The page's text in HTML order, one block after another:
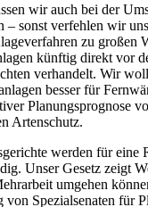
wir auch bei der
– sonst verfehlen wir
zu großen
künftig direkt vor
verhandelt. Wir
besser für
Planungsprognose
Artenschutz.
werden für eine
Unser Gesetz zeigt
umgehen
Spezialsenaten für